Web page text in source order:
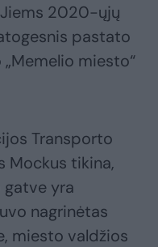
2020-ųjų
pastato
miesto“
Transporto
Mockus tikina,
gatve yra
nagrinėtas
miesto valdžios